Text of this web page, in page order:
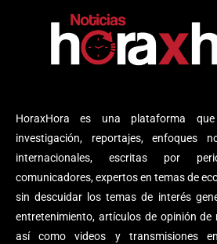
HoraxHora es una plataforma
investigación, reportajes, enfoques
internacionales, escritas por
comunicadores, expertos en temas de
sin descuidar los temas de interés
entretenimiento, artículos de opinión de
así como videos y transmisiones